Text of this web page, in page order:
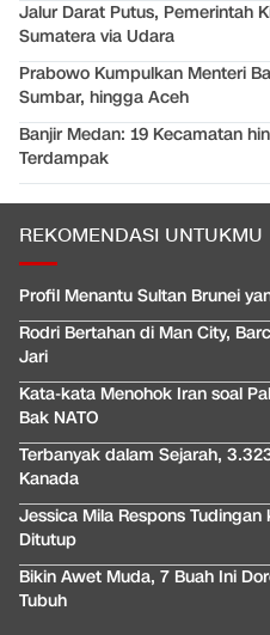
Jalur Darat Putus, Pemerintah
Sumatera via Udara
Prabowo Kumpulkan Menteri
Sumbar, hingga Aceh
Banjir Medan: 19 Kecamatan
Terdampak
REKOMENDASI UNTUKMU
Profil Menantu Sultan Brunei
Rodri Bertahan di Man City,
Jari
Kata-kata Menohok Iran soal
Bak NATO
Terbanyak dalam Sejarah,
Kanada
Jessica Mila Respons
Ditutup
Bikin Awet Muda, 7 Buah Ini
Tubuh